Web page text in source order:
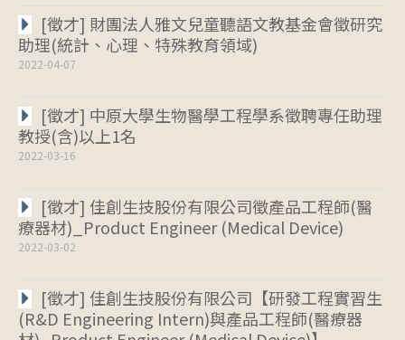
[徵才] 財團法人雅文兒童聽語文教基金會徵研究
助理(統計、心理、特殊教育領域)
2022-04-07
[徵才] 中原大學生物醫學工程學系徵聘專任助理
教授(含)以上1名
2022-03-16
[徵才] 佳創生技股份有限公司徵產品工程師(醫
療器材)_Product Engineer (Medical Device)
2022-03-02
[徵才] 佳創生技股份有限公司【研發工程實習生
(R&D Engineering Intern)與產品工程師(醫療器